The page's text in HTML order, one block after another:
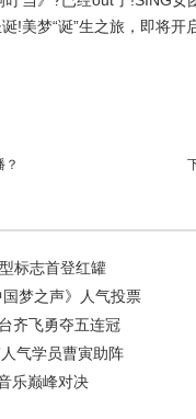
!美梦“诞”生之旅，即将开
？
标志首登红罐
梦之声》人气投票
齐飞勇夺五连冠
人气学员曹寅助阵
乐巅峰对决